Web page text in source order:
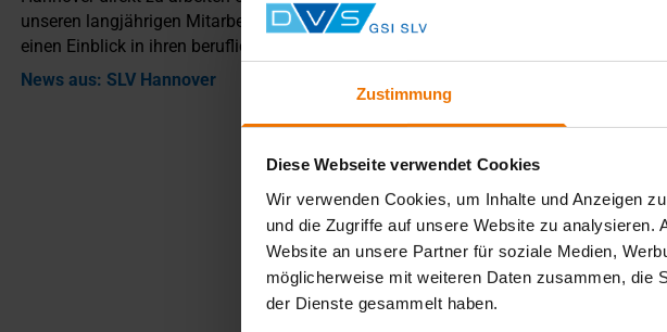
Zustimmung
Diese Webseite verwendet Cookies
Wir verwenden Cookies, um Inhalte und Anzeigen
und die Zugriffe auf unsere Website zu
Website an unsere Partner für soziale Medien,
möglicherweise mit weiteren Daten zusammen, die
der Dienste gesammelt haben.
unseren langjährigen Mitarbeitern, sondern auch mit unseren Auszubildenden ins
einen Einblick in ihren beruflichen Alltag bei uns vermittelten.
News aus: SLV Hannover